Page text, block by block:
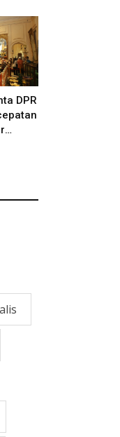
DPR